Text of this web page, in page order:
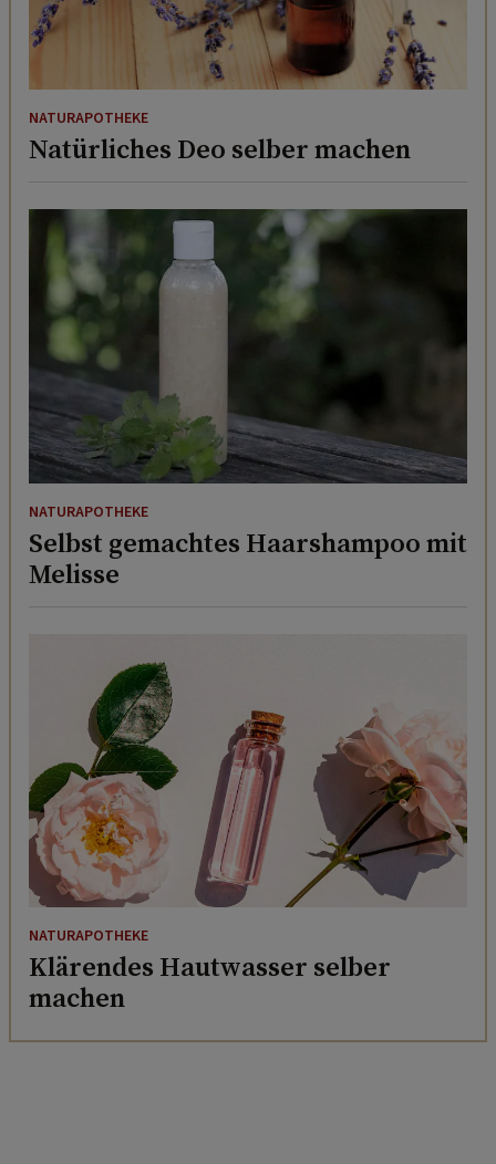
NATURAPOTHEKE
Natürliches Deo selber machen
NATURAPOTHEKE
Selbst gemachtes Haarshampoo mit
Melisse
NATURAPOTHEKE
Klärendes Hautwasser selber
machen